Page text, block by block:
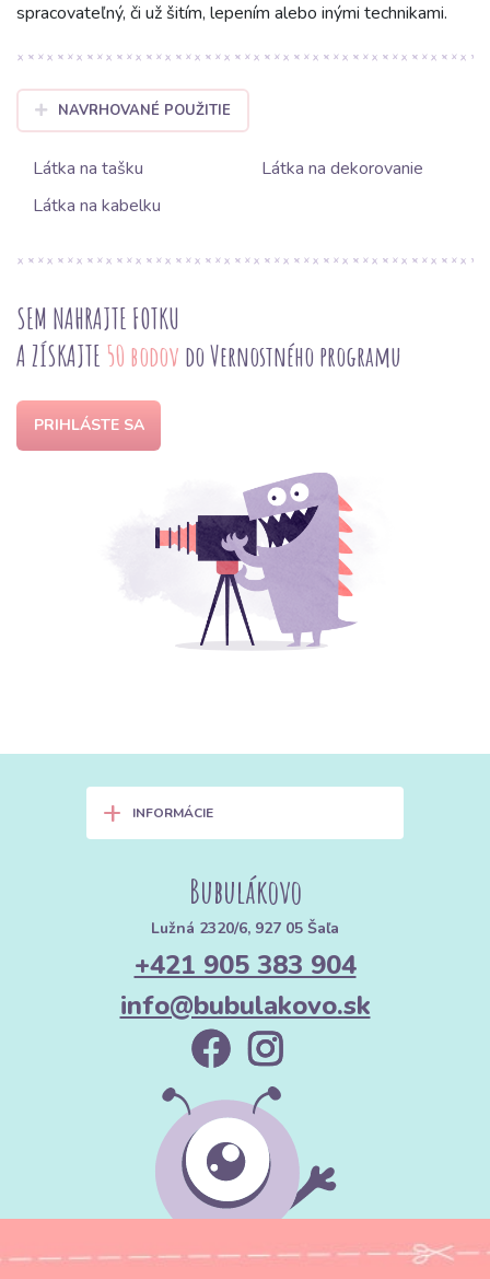
spracovateľný, či už šitím, lepením alebo inými technikami.
NAVRHOVANÉ POUŽITIE
Látka na tašku
Látka na dekorovanie
Látka na kabelku
SEM NAHRAJTE FOTKU
A ZÍSKAJTE 50 bodov do Vernostného programu
PRIHLÁSTE SA
+ INFORMÁCIE
Bubulákovo
Lužná 2320/6, 927 05 Šaľa
+421 905 383 904
info@bubulakovo.sk